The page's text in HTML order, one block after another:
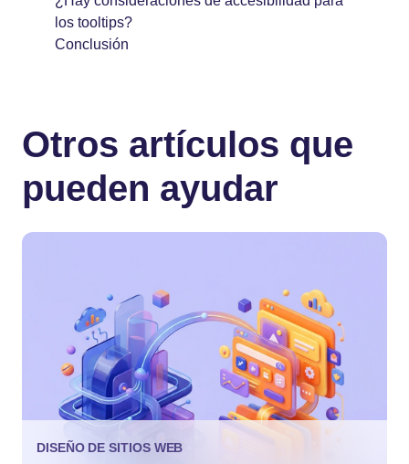
los tooltips?
Conclusión
Otros artículos que
pueden ayudar
DISEÑO DE SITIOS WEB